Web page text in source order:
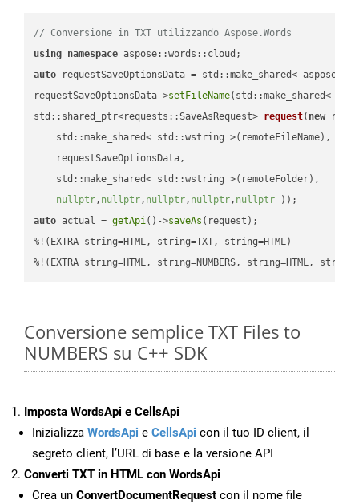
// Conversione in TXT utilizzando Aspose.Words
using namespace
auto requestSaveOptionsData = std::make_shared<
requestSaveOptionsData->setFileName(std::make_shared<
std::shared_ptr<requests::SaveAsRequest> request( new
    std::make_shared< std::wstring >(remoteFileName),
    requestSaveOptionsData,
    std::make_shared< std::wstring >(remoteFolder),
nullptr, nullptr, nullptr, nullptr, nullptr ))
auto actual = getApi()->saveAs (request);
%!(EXTRA string=HTML, string=TXT, string=HTML)
%!(EXTRA string=HTML, string=NUMBERS, string=HTML,
Conversione semplice TXT Files to
NUMBERS su C++ SDK
Imposta WordsApi e CellsApi
Inizializza WordsApi e CellsApi con il tuo ID client, il
segreto client, l’URL di base e la versione API
Converti TXT in HTML con WordsApi
Crea un ConvertDocumentRequest con il nome file